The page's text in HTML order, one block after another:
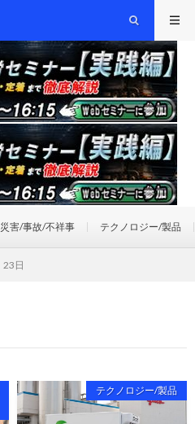
災害/事故/不祥事 テクノロジー/製品
23日
テクノロジー/製品